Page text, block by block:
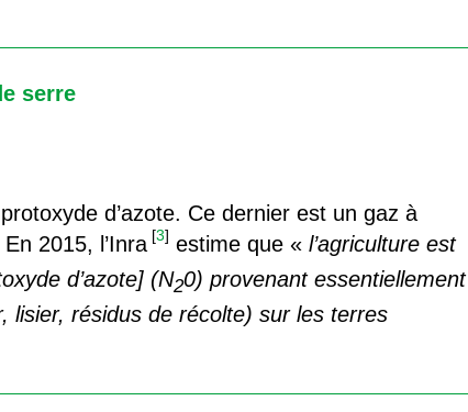
serre
d’azote. Ce dernier est un gaz à
En 2015, l’Inra [3] estime que «l’agriculture est
d’azote] (N20) provenant essentiellement
lisier, résidus de récolte) sur les terres